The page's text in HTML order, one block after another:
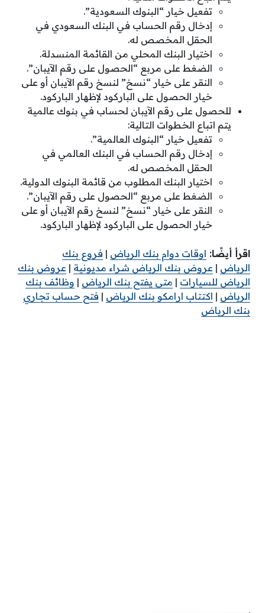
تفعيل خيار “البنوك السعودية”.
إدخال رقم الحساب في البنك السعودي في
الحقل المخصص له.
اختيار البنك المحلي من القائمة المنسدلة.
الضغط على مربع “الحصول على رقم الآيبان”.
النقر على خيار “نسخ” لنسخ رقم الآيبان أو على
خيار الحصول على الباركود لإظهار الباركود.
للحصول على رقم الآيبان لحساب في بنوك عالمية
يتم اتباع الخطوات التالية:
تفعيل خيار “البنوك العالمية”.
إدخال رقم الحساب في البنك العالمي في
الحقل المخصص له.
اختيار البنك المطلوب من قائمة البنوك الدولية.
الضغط على مربع “الحصول على رقم الآيبان”.
النقر على خيار “نسخ” لنسخ رقم الآيبان أو على
خيار الحصول على الباركود لإظهار الباركود.
اقرأ أيضًا: اوقات دوام بنك الرياض | فروع بنك
الرياض | عروض بنك الرياض شراء مديونية | عروض بنك
الرياض للسيارات | متى يفتح بنك الرياض | وظائف بنك
الرياض | اكتتاب ارامكو بنك الرياض | فتح حساب تجاري
بنك الرياض